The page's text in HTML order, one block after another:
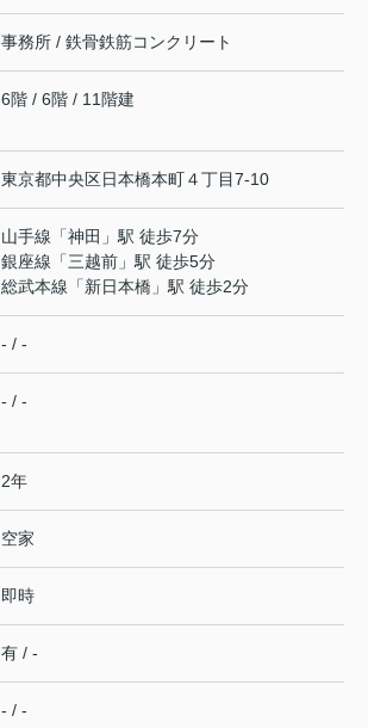
事務所 / 鉄骨鉄筋コンクリート
6階 / 6階 / 11階建
東京都中央区日本橋本町４丁目7-10
山手線 「神田 」駅 徒歩7分
銀座線 「三越前 」駅 徒歩5分
総武本線 「新日本橋 」駅 徒歩2分
- / -
- / -
2年
空家
即時
有 / -
- / -